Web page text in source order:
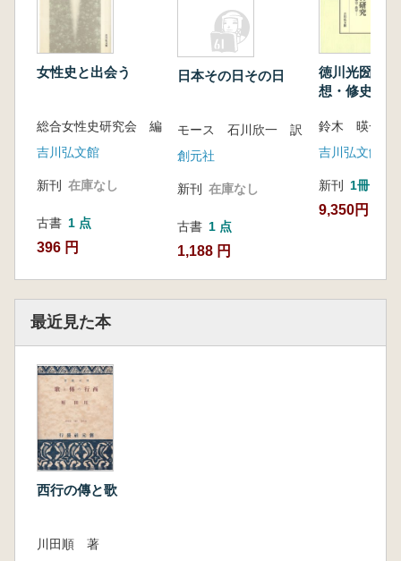
女性史と出会う
総合女性史研究会 編
吉川弘文館
新刊 在庫なし
古書 1 点
396 円
日本その日その日
モース 石川欣一 訳
創元社
新刊 在庫なし
古書 1 点
1,188 円
徳川光圀の
想・修史・
鈴木 暎一 著
吉川弘文館
新刊 1冊
9,350円
最近見た本
西行の傳と歌
川田順 著